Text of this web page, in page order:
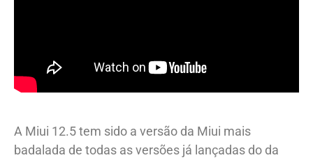
A Miui 12.5 tem sido a versão da Miui mais
badalada de todas as versões já lançadas do da